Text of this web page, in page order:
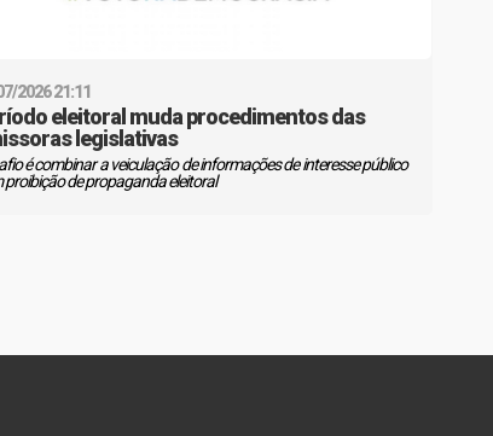
2026 21:11
eleitoral muda procedimentos das
legislativas
é combinar a veiculação de informações de interesse público
proibição de propaganda eleitoral